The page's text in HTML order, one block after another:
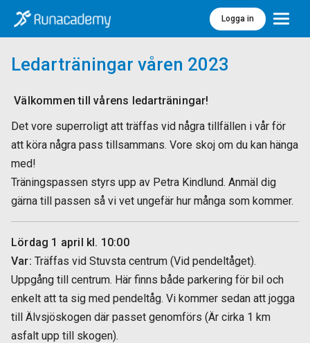
Logga in Meny
Ledarträningar våren 2023
Välkommen till vårens ledarträningar!
Det vore superroligt att träffas vid några tillfällen i vår för
att köra några pass tillsammans. Vore skoj om du kan hänga
med!
Träningspassen styrs upp av Petra Kindlund. Anmäl dig
gärna till passen så vi vet ungefär hur många som kommer.
Lördag 1 april kl. 10:00
Var: Träffas vid Stuvsta centrum (Vid pendeltåget).
Uppgång till centrum. Här finns både parkering för bil och
enkelt att ta sig med pendeltåg. Vi kommer sedan att jogga
till Älvsjöskogen där passet genomförs (Är cirka 1 km
asfalt upp till skogen).